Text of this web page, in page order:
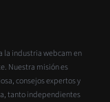
la industria webcam en
Nuestra misión es
consejos expertos y
tanto independientes